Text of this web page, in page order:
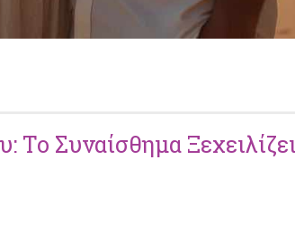
Το Συναίσθημα